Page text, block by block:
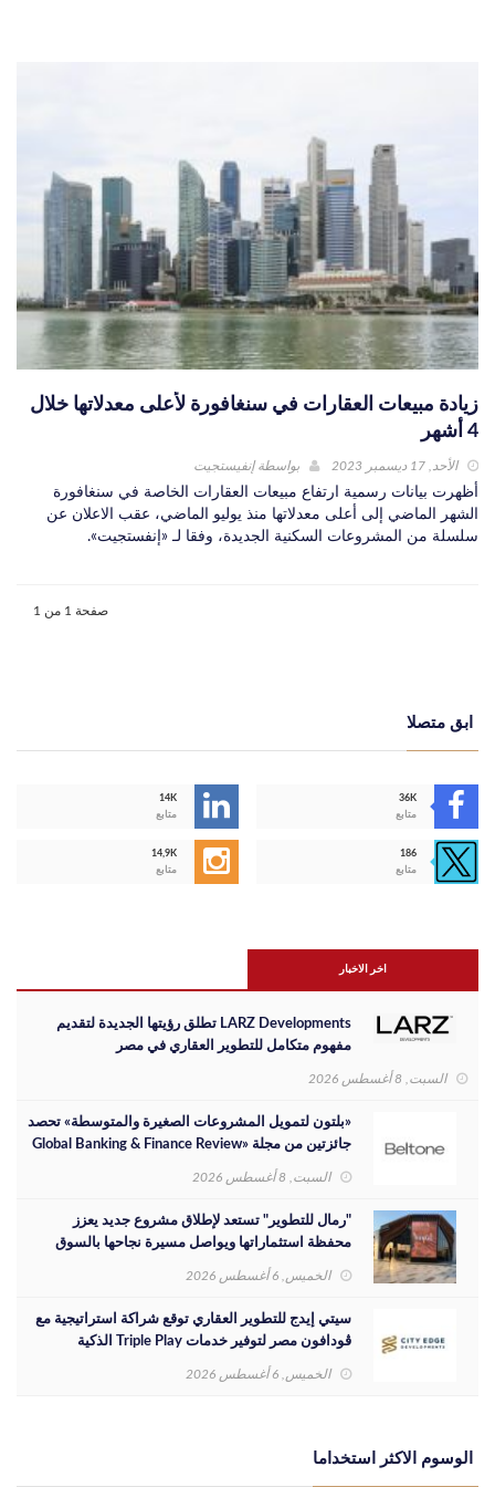
زيادة مبيعات العقارات في سنغافورة لأعلى معدلاتها خلال
4 أشهر
الأحد, 17 ديسمبر 2023 بواسطةإنفيستجيت
أظهرت بيانات رسمية ارتفاع مبيعات العقارات الخاصة في سنغافورة
الشهر الماضي إلى أعلى معدلاتها منذ يوليو الماضي، عقب الاعلان عن
سلسلة من المشروعات السكنية الجديدة، وفقا لـ «إنفستجيت».
صفحة 1 من 1
ابق متصلا
14K
متابع
36K
متابع
14,9K
متابع
186
متابع
اخر الاخبار
LARZ Developments تطلق رؤيتها الجديدة لتقديم
مفهوم متكامل للتطوير العقاري في مصر
السبت, 8 أغسطس 2026
«بلتون لتمويل المشروعات الصغيرة والمتوسطة» تحصد
جائزتين من مجلة «Global Banking & Finance Review
السبت, 8 أغسطس 2026
"رمال للتطوير" تستعد لإطلاق مشروع جديد يعزز
محفظة استثماراتها ويواصل مسيرة نجاحها بالسوق
الخميس, 6 أغسطس 2026
سيتي إيدج للتطوير العقاري توقع شراكة استراتيجية مع
ڤودافون مصر لتوفير خدمات Triple Play الذكية
بمشروع داون تاون بمدينة العلمين الجديدة
الخميس, 6 أغسطس 2026
الوسوم الاكثر استخداما